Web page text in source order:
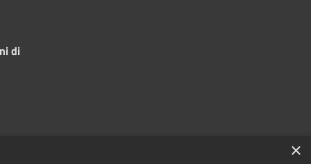
di
×